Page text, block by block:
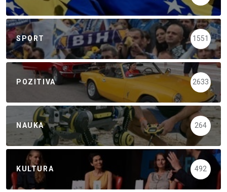
SPORT 1551
POZITIVA 2633
NAUKA 264
KULTURA 492